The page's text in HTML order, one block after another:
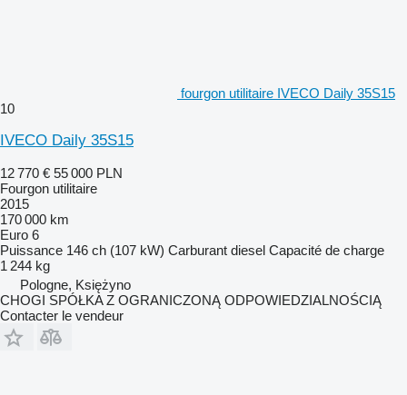
fourgon utilitaire IVECO Daily 35S15
10
IVECO Daily 35S15
12 770 € 55 000 PLN
Fourgon utilitaire
2015
170 000 km
Euro 6
Puissance 146 ch (107 kW) Carburant diesel Capacité de charge
1 244 kg
Pologne, Księżyno
CHOGI SPÓŁKA Z OGRANICZONĄ ODPOWIEDZIALNOŚCIĄ
Contacter le vendeur